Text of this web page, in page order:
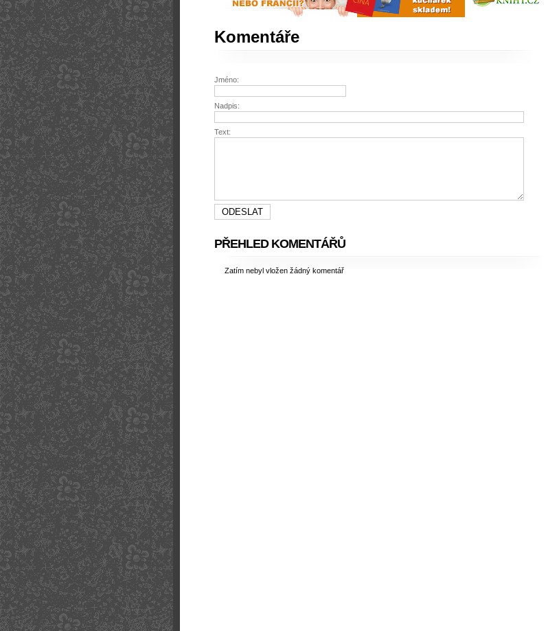
Komentáře
Jméno:
Nadpis:
Text:
PŘEHLED KOMENTÁŘŮ
Zatím nebyl vložen žádný komentář